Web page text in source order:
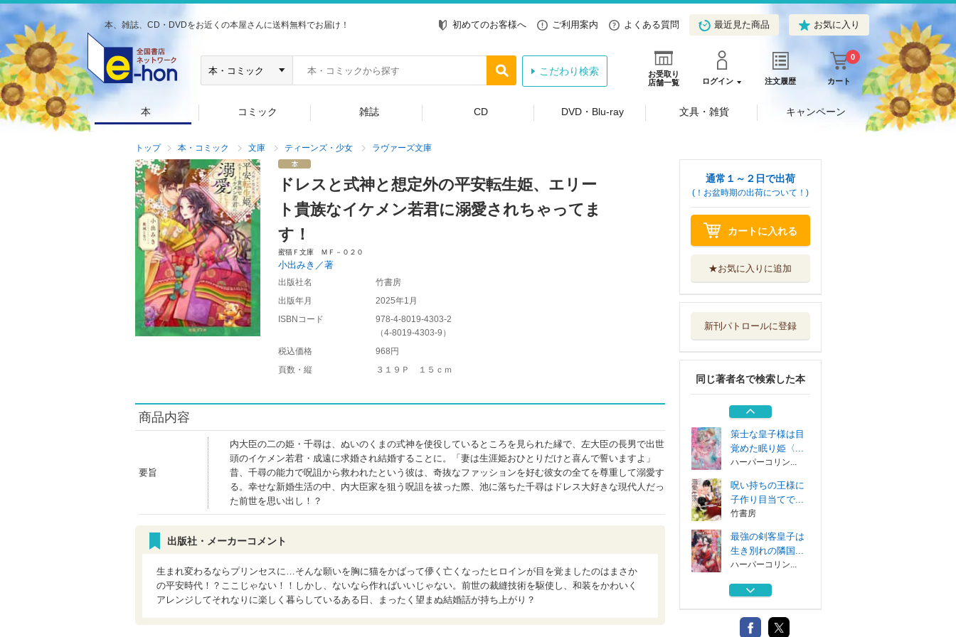
本、雑誌、CD・DVDをお近くの本屋さんに送料無料でお届け！ 初めてのお客様へ ご利用案内 よくある質問 最近見た商品 お気に入り
お受取り
店舗一覧
ログイン 注文履歴 カート
0
こだわり検索
本 コミック 雑誌 CD DVD・Blu-ray 文具・雑貨 キャンペーン
トップ 本・コミック 文庫 ティーンズ・少女 ラヴァーズ文庫
ドレスと式神と想定外の平安転生姫、エリー
ト貴族なイケメン若君に溺愛されちゃってま
す！
蜜猫Ｆ文庫 ＭＦ－０２０
小出みき／著
出版社名
竹書房
出版年月
2025年1月
ISBNコード
978-4-8019-4303-2
（4-8019-4303-9 ）
税込価格
968円
頁数・縦
３１９Ｐ １５ｃｍ
商品内容
要旨
内大臣の二の姫・千尋は、ぬいのくまの式神を使役しているところを見られた縁で、左大臣の長男で出世
頭のイケメン若君・成遠に求婚され結婚することに。「妻は生涯姫おひとりだけと喜んで誓いますよ」
昔、千尋の能力で呪詛から救われたという彼は、奇抜なファッションを好む彼女の全てを尊重して溺愛す
る。幸せな新婚生活の中、内大臣家を狙う呪詛を祓った際、池に落ちた千尋はドレス大好きな現代人だっ
た前世を思い出し！？
出版社・メーカーコメント
生まれ変わるならプリンセスに…そんな願いを胸に猫をかばって儚く亡くなったヒロインが目を覚ましたのはまさか
の平安時代！？ここじゃない！！しかし、ないなら作ればいいじゃない。前世の裁縫技術を駆使し、和装をかわいく
アレンジしてそれなりに楽しく暮らしているある日、まったく望まぬ結婚話が持ち上がり？
通常１～２日で出荷
(！お盆時期の出荷について！)
カートに入れる
★お気に入りに追加
新刊パトロールに登録
同じ著者名で検索した本
最強の剣客皇子は
生き別れの隣国...
囚われ令嬢でした
ハーパーコリン...
身に覚えがない「
悪役王女」です...
ハーパーコリン...
策士な皇子様は目
覚めた眠り姫〈...
ハーパーコリン...
呪い持ちの王様に
子作り目当てで...
竹書房
最強の剣客皇子は
生き別れの隣国...
ハーパーコリン...
囚われ令嬢でした
ハーパーコリン...